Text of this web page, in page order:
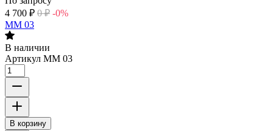
4 700 ₽ 0 ₽ -0%
MM 03
В наличии
Артикул MM 03
В корзину